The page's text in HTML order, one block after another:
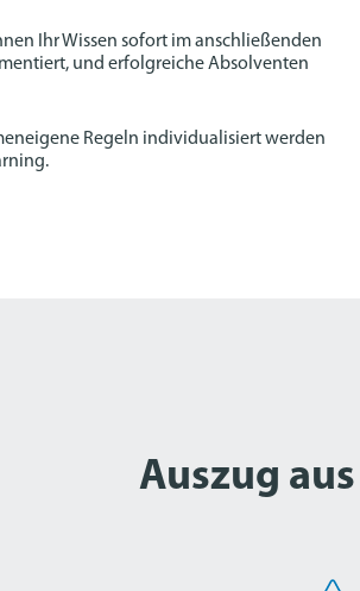
Ihr Wissen sofort im anschließenden
und erfolgreiche Absolventen
Regeln individualisiert werden
Auszug